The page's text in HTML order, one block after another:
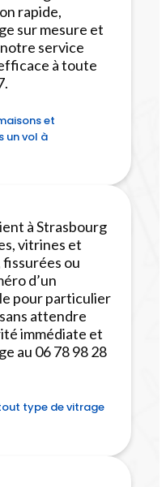
rapide,
sur mesure et
service
à toute
et
un vol à
à Strasbourg
vitrines et
ou
d’un
pour particulier
attendre
immédiate et
au 06 78 98 28
type de vitrage